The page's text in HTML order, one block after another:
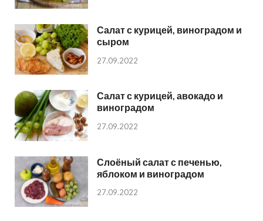
Салат с курицей, виноградом и
сыром
27.09.2022
Салат с курицей, авокадо и
виноградом
27.09.2022
Слоёный салат с печенью,
яблоком и виноградом
27.09.2022